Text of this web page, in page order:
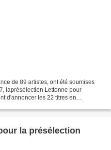
de 89 artistes, ont été soumises
laprésélection Lettonne pour
d'annoncer les 22 titres en
la présélection